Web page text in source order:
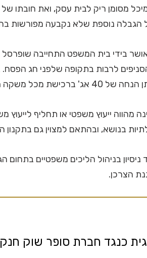
מסומן ריק לבית עסק, ואת חובתו
הגבלה נוספת שלא נקבעה מפורשות
בידי בית המשפט התחייבה
לרבות בתקופה שלפני חג
משקה החייב בפיקדון.
מהווה ייעוץ משפטי או תחליף לייעוץ
בנושא, ובהתאם למצוין גם
בניהול הליכים משפטיים בתחום
הצרכן.
כנגד חברת סופר שוק